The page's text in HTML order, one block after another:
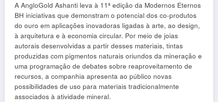
A AngloGold Ashanti leva à 11ª edição da Modernos Eternos
BH iniciativas que demonstram o potencial dos co-produtos
do ouro em aplicações inovadoras ligadas à arte, ao design,
à arquitetura e à economia circular. Por meio de joias
autorais desenvolvidas a partir desses materiais, tintas
produzidas com pigmentos naturais oriundos da mineração e
uma programação de debates sobre reaproveitamento de
recursos, a companhia apresenta ao público novas
possibilidades de uso para materiais tradicionalmente
associados à atividade mineral.